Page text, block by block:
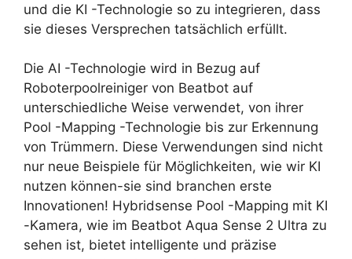
und die KI -Technologie so zu integrieren, dass
sie dieses Versprechen tatsächlich erfüllt.
Die AI -Technologie wird in Bezug auf
Roboterpoolreiniger von Beatbot auf
unterschiedliche Weise verwendet, von ihrer
Pool -Mapping -Technologie bis zur Erkennung
von Trümmern. Diese Verwendungen sind nicht
nur neue Beispiele für Möglichkeiten, wie wir KI
nutzen können-sie sind branchen erste
Innovationen! Hybridsense Pool -Mapping mit KI
-Kamera, wie im Beatbot Aqua Sense 2 Ultra zu
sehen ist, bietet intelligente und präzise